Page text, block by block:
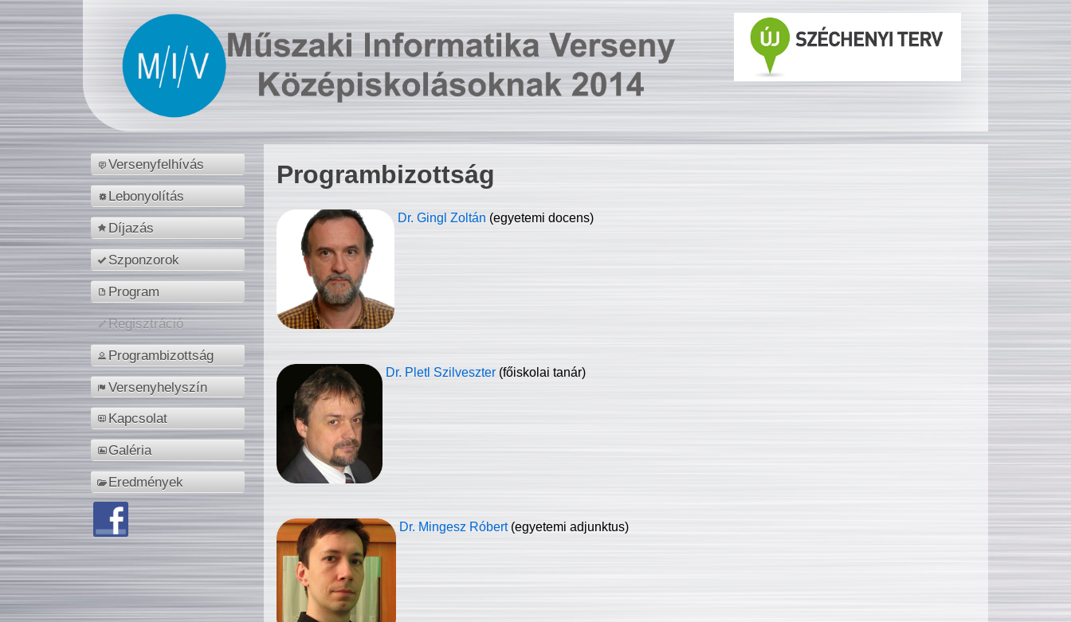
Versenyfelhívás
Lebonyolítás
Díjazás
Szponzorok
Program
Regisztráció
Programbizottság
Versenyhelyszín
Kapcsolat
Galéria
Eredmények
Programbizottság
Dr. Gingl Zoltán (egyetemi docens)
Dr. Pletl Szilveszter (főiskolai tanár)
Dr. Mingesz Róbert (egyetemi adjunktus)